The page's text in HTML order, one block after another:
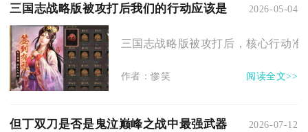
三国志战略版被攻打后我们的行动应该是 2026-05-04
三国志战略版被攻打后，核心行动
作者：惨笑 阅读全文>>
但丁双刀是否是鬼泣巅峰之战中最强武器 2026-07-12